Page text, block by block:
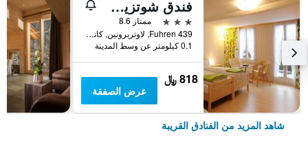
فندق شوتزين لوتيربرونين
3 نجوم
ممتاز 8.6
Fuhren 439, لاوتربرونين, كانتون برن, سويسرا
0.1 كيلومتر عن وسط المدينة
818 ﷼
عرض الصفقة
شاهد المزيد من الفنادق القريبة